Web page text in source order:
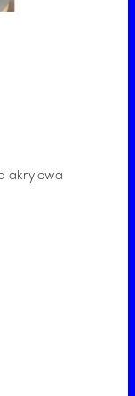
akrylowa